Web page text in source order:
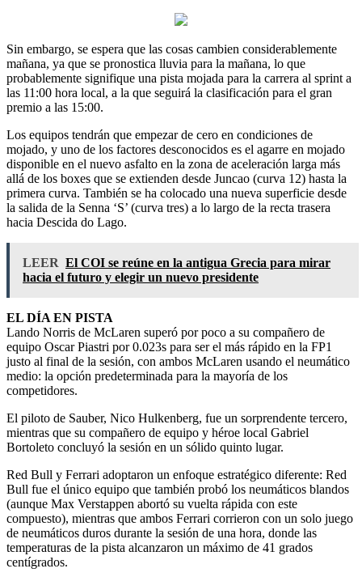
Sin embargo, se espera que las cosas cambien considerablemente
mañana, ya que se pronostica lluvia para la mañana, lo que
probablemente signifique una pista mojada para la carrera al sprint a
las 11:00 hora local, a la que seguirá la clasificación para el gran
premio a las 15:00.
Los equipos tendrán que empezar de cero en condiciones de
mojado, y uno de los factores desconocidos es el agarre en mojado
disponible en el nuevo asfalto en la zona de aceleración larga más
allá de los boxes que se extienden desde Juncao (curva 12) hasta la
primera curva. También se ha colocado una nueva superficie desde
la salida de la Senna ‘S’ (curva tres) a lo largo de la recta trasera
hacia Descida do Lago.
LEER El COI se reúne en la antigua Grecia para mirar
hacia el futuro y elegir un nuevo presidente
EL DÍA EN PISTA
Lando Norris de McLaren superó por poco a su compañero de
equipo Oscar Piastri por 0.023s para ser el más rápido en la FP1
justo al final de la sesión, con ambos McLaren usando el neumático
medio: la opción predeterminada para la mayoría de los
competidores.
El piloto de Sauber, Nico Hulkenberg, fue un sorprendente tercero,
mientras que su compañero de equipo y héroe local Gabriel
Bortoleto concluyó la sesión en un sólido quinto lugar.
Red Bull y Ferrari adoptaron un enfoque estratégico diferente: Red
Bull fue el único equipo que también probó los neumáticos blandos
(aunque Max Verstappen abortó su vuelta rápida con este
compuesto), mientras que ambos Ferrari corrieron con un solo juego
de neumáticos duros durante la sesión de una hora, donde las
temperaturas de la pista alcanzaron un máximo de 41 grados
centígrados.